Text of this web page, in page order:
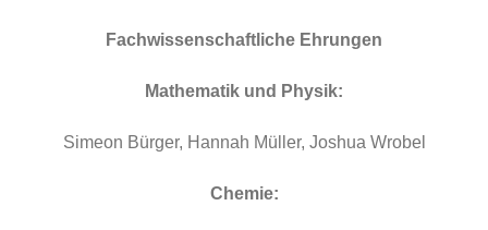
Fachwissenschaftliche Ehrungen
Mathematik und Physik:
Simeon Bürger, Hannah Müller, Joshua Wrobel
Chemie: